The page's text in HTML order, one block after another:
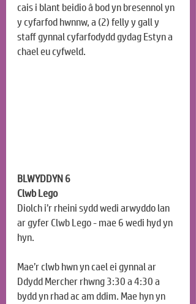
cais i blant beidio â bod yn bresennol yn
y cyfarfod hwnnw, a (2) felly y gall y
staff gynnal cyfarfodydd gydag Estyn a
chael eu cyfweld.
BLWYDDYN 6
Clwb Lego
Diolch i’r rheini sydd wedi arwyddo lan
ar gyfer Clwb Lego - mae 6 wedi hyd yn
hyn.
Mae’r clwb hwn yn cael ei gynnal ar
Ddydd Mercher rhwng 3:30 a 4:30 a
bydd yn rhad ac am ddim. Mae hyn yn